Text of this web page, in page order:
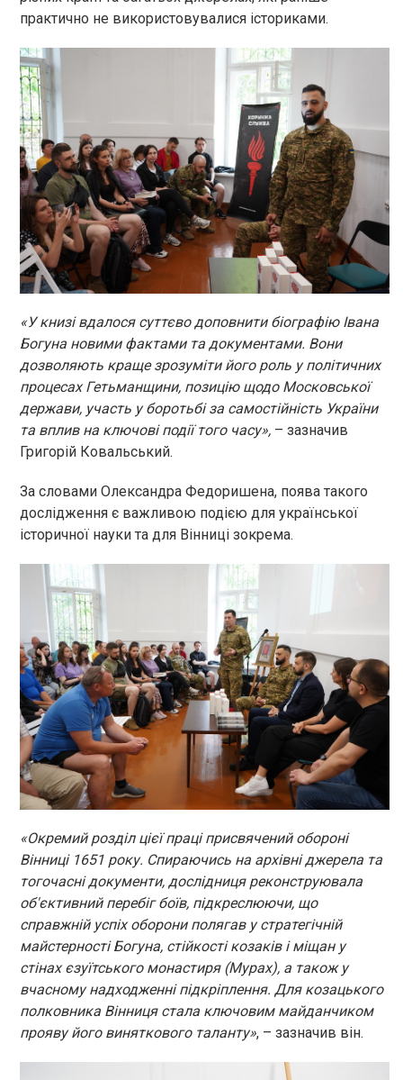
практично не використовувалися істориками.
«У книзі вдалося суттєво доповнити біографію Івана
Богуна новими фактами та документами. Вони
дозволяють краще зрозуміти його роль у політичних
процесах Гетьманщини, позицію щодо Московської
держави, участь у боротьбі за самостійність України
та вплив на ключові події того часу», – зазначив
Григорій Ковальський.
За словами Олександра Федоришена, поява такого
дослідження є важливою подією для української
історичної науки та для Вінниці зокрема.
«Окремий розділ цієї праці присвячений обороні
Вінниці 1651 року. Спираючись на архівні джерела та
тогочасні документи, дослідниця реконструювала
об'єктивний перебіг боїв, підкреслюючи, що
справжній успіх оборони полягав у стратегічній
майстерності Богуна, стійкості козаків і міщан у
стінах єзуїтського монастиря (Мурах), а також у
вчасному надходженні підкріплення. Для козацького
полковника Вінниця стала ключовим майданчиком
прояву його виняткового таланту», – зазначив він.